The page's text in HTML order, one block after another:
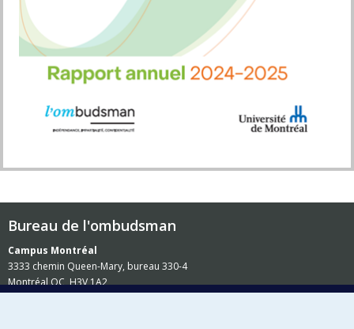
Bureau de l'ombudsman
Campus Montréal
3333 chemin Queen-Mary, bureau 330-4
Montréal QC H3V 1A2